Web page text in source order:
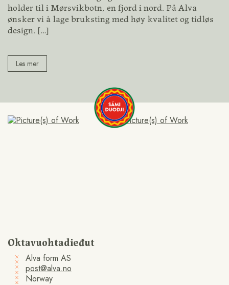
holder til i Mørsvikbotn, en fjord i nord. På Alva
ønsker vi å lage bruksting med høy kvalitet og tidløs
design. […]
Les mer
Oktavuohtadieđut
Alva form AS
post@alva.no
Norway